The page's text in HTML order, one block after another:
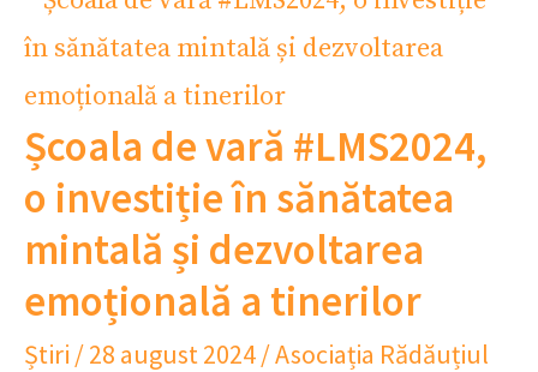
Școala de vară #LMS2024,
o investiție în sănătatea
mintală și dezvoltarea
emoțională a tinerilor
Știri /28 august 2024/Asociația Rădăuțiul